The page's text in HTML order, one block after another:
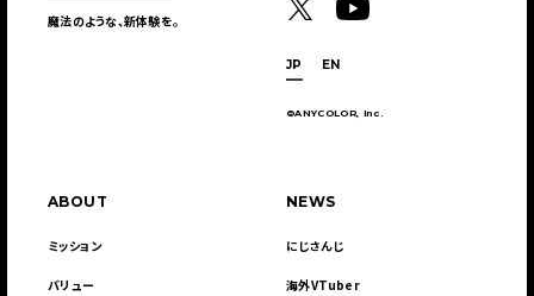
魔法のような、新体験を。
JP EN
©ANYCOLOR, Inc.
ABOUT
ミッション
バリュー
NEWS
にじさんじ
海外VTuber